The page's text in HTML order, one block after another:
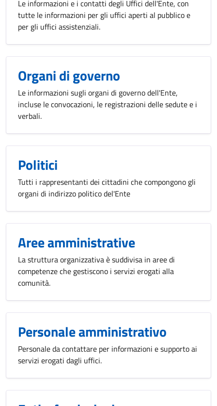
Le informazioni e i contatti degli Uffici dell'Ente, con
tutte le informazioni per gli uffici aperti al pubblico e
per gli uffici assistenziali.
Organi di governo
Le informazioni sugli organi di governo dell'Ente,
incluse le convocazioni, le registrazioni delle sedute e i
verbali.
Politici
Tutti i rappresentanti dei cittadini che compongono gli
organi di indirizzo politico del'Ente
Aree amministrative
La struttura organizzativa è suddivisa in aree di
competenze che gestiscono i servizi erogati alla
comunità.
Personale amministrativo
Personale da contattare per informazioni e supporto ai
servizi erogati dagli uffici.